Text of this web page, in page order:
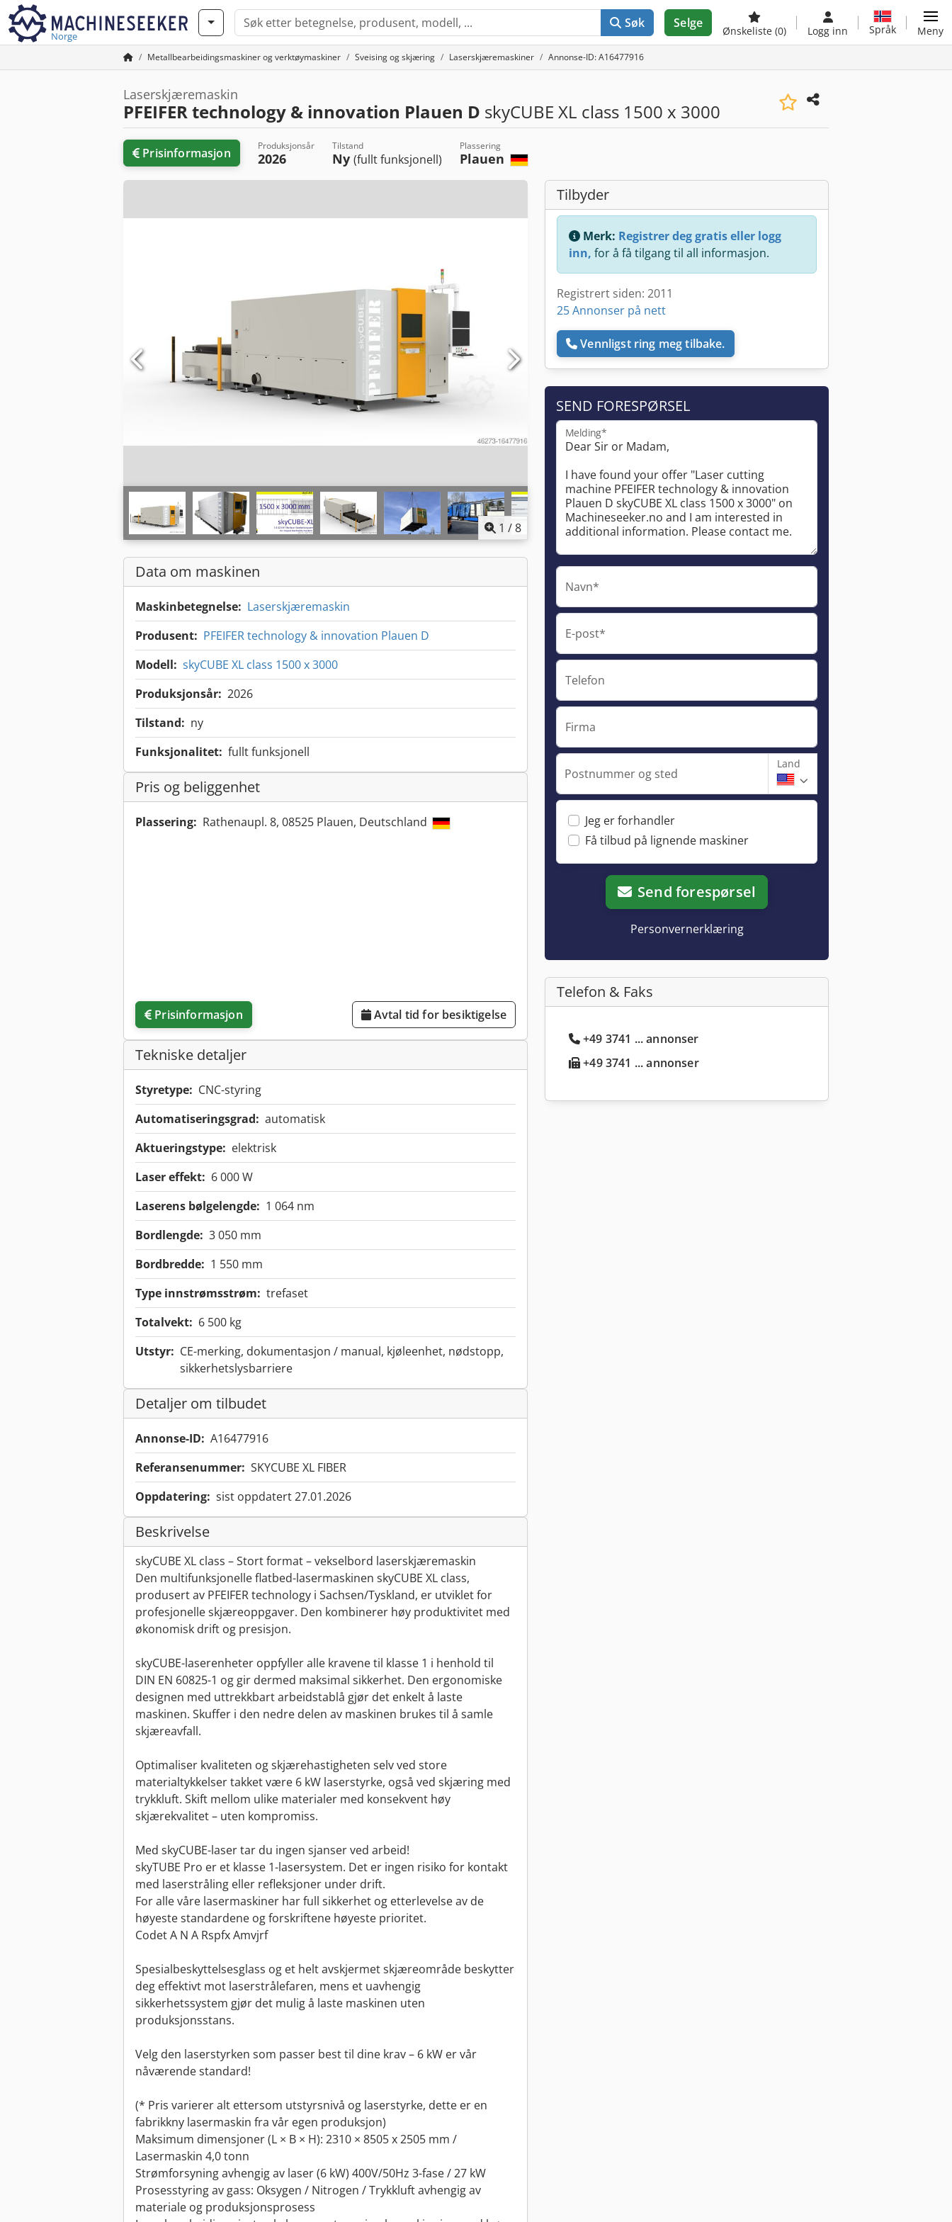
Norge
Søk Selge
Ønskeliste (0) Logg inn Språk Meny
Metallbearbeidingsmaskiner og verktøymaskiner Sveising og skjæring Laserskjæremaskiner Annonse-ID: A16477916
Laserskjæremaskin
PFEIFER technology & innovation Plauen D skyCUBE XL class 1500 x 3000
Prisinformasjon Produksjonsår
2026
Tilstand
Ny (fullt funksjonell)
Plassering
Plauen
1 /8
Data om maskinen
Maskinbetegnelse: Laserskjæremaskin
Produsent: PFEIFER technology & innovation Plauen D
Modell: skyCUBE XL class 1500 x 3000
Produksjonsår: 2026
Tilstand: ny
Funksjonalitet: fullt funksjonell
Pris og beliggenhet
Plassering: Rathenaupl. 8, 08525 Plauen, Deutschland
Prisinformasjon Avtal tid for besiktigelse
Tekniske detaljer
Styretype: CNC-styring
Automatiseringsgrad: automatisk
Aktueringstype: elektrisk
Laser effekt: 6 000 W
Laserens bølgelengde: 1 064 nm
Bordlengde: 3 050 mm
Bordbredde: 1 550 mm
Type innstrømsstrøm: trefaset
Totalvekt: 6 500 kg
Utstyr: CE-merking, dokumentasjon / manual, kjøleenhet, nødstopp,
sikkerhetslysbarriere
Detaljer om tilbudet
Annonse-ID: A16477916
Referansenummer: SKYCUBE XL FIBER
Oppdatering: sist oppdatert 27.01.2026
Beskrivelse
skyCUBE XL class – Stort format – vekselbord laserskjæremaskin
Den multifunksjonelle flatbed-lasermaskinen skyCUBE XL class,
produsert av PFEIFER technology i Sachsen/Tyskland, er utviklet for
profesjonelle skjæreoppgaver. Den kombinerer høy produktivitet med
økonomisk drift og presisjon.
skyCUBE-laserenheter oppfyller alle kravene til klasse 1 i henhold til
DIN EN 60825-1 og gir dermed maksimal sikkerhet. Den ergonomiske
designen med uttrekkbart arbeidstablå gjør det enkelt å laste
maskinen. Skuffer i den nedre delen av maskinen brukes til å samle
skjæreavfall.
Optimaliser kvaliteten og skjærehastigheten selv ved store
materialtykkelser takket være 6 kW laserstyrke, også ved skjæring med
trykkluft. Skift mellom ulike materialer med konsekvent høy
skjærekvalitet – uten kompromiss.
Med skyCUBE-laser tar du ingen sjanser ved arbeid!
skyTUBE Pro er et klasse 1-lasersystem. Det er ingen risiko for kontakt
med laserstråling eller refleksjoner under drift.
For alle våre lasermaskiner har full sikkerhet og etterlevelse av de
høyeste standardene og forskriftene høyeste prioritet.
Codet A N A Rspfx Amvjrf
Spesialbeskyttelsesglass og et helt avskjermet skjæreområde beskytter
deg effektivt mot laserstrålefaren, mens et uavhengig
sikkerhetssystem gjør det mulig å laste maskinen uten
produksjonsstans.
Velg den laserstyrken som passer best til dine krav – 6 kW er vår
nåværende standard!
(* Pris varierer alt ettersom utstyrsnivå og laserstyrke, dette er en
fabrikkny lasermaskin fra vår egen produksjon)
Maksimum dimensjoner (L × B × H): 2310 × 8505 x 2505 mm /
Lasermaskin 4,0 tonn
Strømforsyning avhengig av laser (6 kW) 400V/50Hz 3-fase / 27 kW
Prosesstyring av gass: Oksygen / Nitrogen / Trykkluft avhengig av
materiale og produksjonsprosess
Tilbyder
Merk: Registrer deg gratis eller logg
inn, for å få tilgang til all informasjon.
Registrert siden: 2011
25 Annonser på nett
Vennligst ring meg tilbake.
SEND FORESPØRSEL
Melding*
Navn*
E-post*
Telefon
Firma
Postnummer og sted
Land
Jeg er forhandler
Få tilbud på lignende maskiner
Send forespørsel
Personvernerklæring
Telefon & Faks
+49 3741 ... annonser
+49 3741 ... annonser